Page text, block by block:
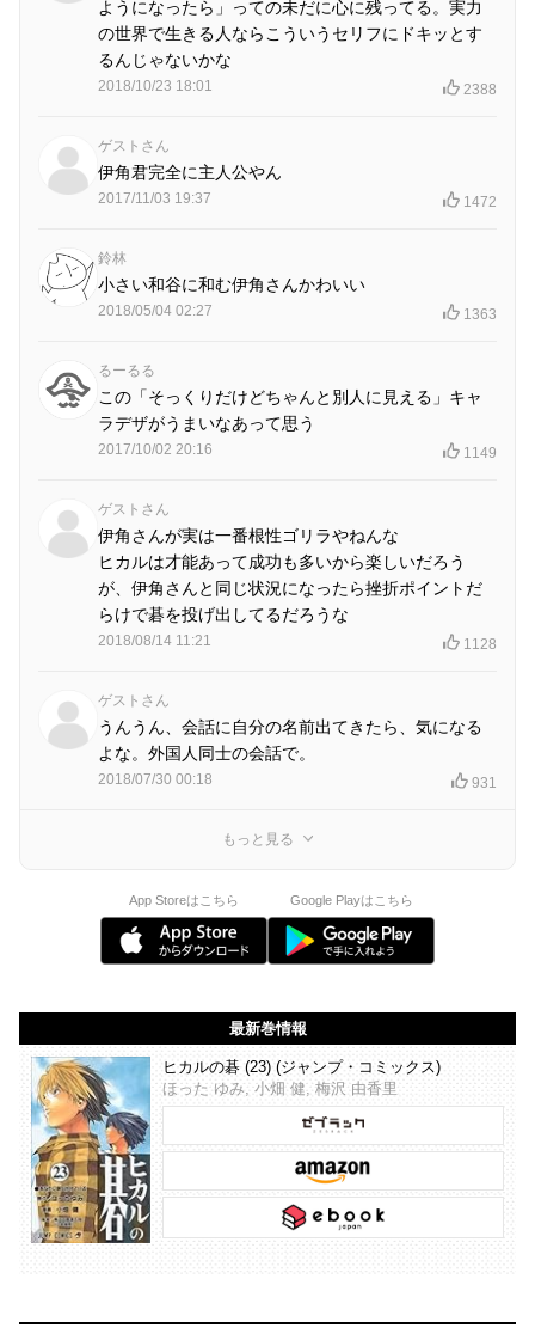
ようになったら」っての未だに心に残ってる。実力
の世界で生きる人ならこういうセリフにドキッとす
るんじゃないかな
2018/10/23 18:01 2388
ゲストさん
伊角君完全に主人公やん
2017/11/03 19:37 1472
鈴林
小さい和谷に和む伊角さんかわいい
2018/05/04 02:27 1363
るーるる
この「そっくりだけどちゃんと別人に見える」キャ
ラデザがうまいなあって思う
2017/10/02 20:16 1149
ゲストさん
伊角さんが実は一番根性ゴリラやねんな
ヒカルは才能あって成功も多いから楽しいだろう
が、伊角さんと同じ状況になったら挫折ポイントだ
らけで碁を投げ出してるだろうな
2018/08/14 11:21 1128
ゲストさん
うんうん、会話に自分の名前出てきたら、気になる
よな。外国人同士の会話で。
2018/07/30 00:18 931
もっと見る
App Storeはこちら Google Playはこちら
最新巻情報
ヒカルの碁 (23) (ジャンプ・コミックス)
ほった ゆみ, 小畑 健, 梅沢 由香里